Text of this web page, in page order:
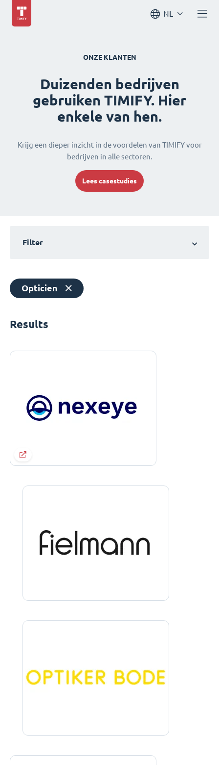
NL
ONZE KLANTEN
Duizenden bedrijven
gebruiken TIMIFY. Hier
enkele van hen.
Krijg een dieper inzicht in de voordelen van TIMIFY voor
bedrijven in alle sectoren.
Lees casestudies
Filter
Opticien
Results